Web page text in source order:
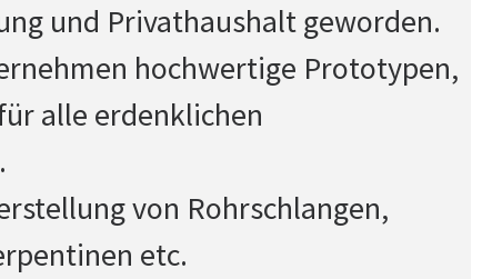
und Privathaushalt geworden.
hochwertige Prototypen,
alle erdenklichen
von Rohrschlangen,
etc.